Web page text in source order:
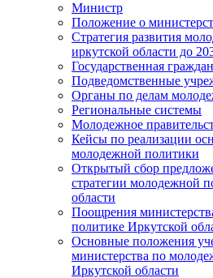
Министр
Положение о
Стратегия развития
иркутской области до
Государственная
Подведомственные
Органы по делам
Региональные системы
Молодежное
Кейсы по реализации
молодежной политики
Открытый сбор
стратегии молодежной
области
Поощрения
политике Иркутской
Основные положения
министерства по
Иркутской области